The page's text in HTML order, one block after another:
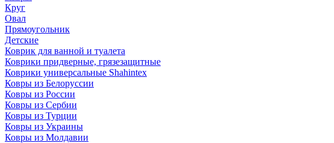
Круг
Овал
Прямоугольник
Детские
Коврик для ванной и туалета
Коврики придверные, грязезащитные
Коврики универсальные Shahintex
Ковры из Белоруссии
Ковры из России
Ковры из Сербии
Ковры из Турции
Ковры из Украины
Ковры из Молдавии